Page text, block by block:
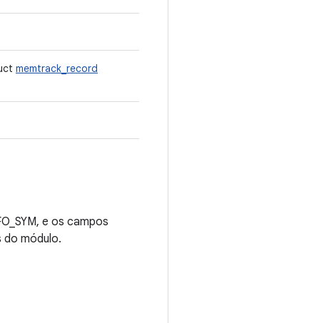
memtrack_record
e os campos
módulo.